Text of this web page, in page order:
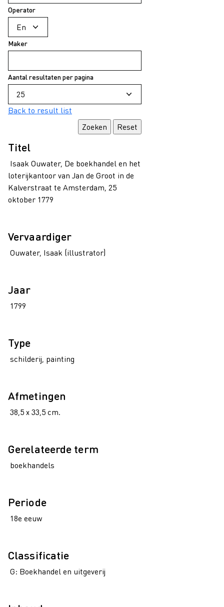
Operator
Maker
Aantal resultaten per pagina
Back to result list
Titel
Isaak Ouwater, De boekhandel en het
loterijkantoor van Jan de Groot in de
Kalverstraat te Amsterdam, 25
oktober 1779
Vervaardiger
Ouwater, Isaak (illustrator)
Jaar
1799
Type
schilderij, painting
Afmetingen
38,5 x 33,5 cm.
Gerelateerde term
boekhandels
Periode
18e eeuw
Classificatie
G: Boekhandel en uitgeverij